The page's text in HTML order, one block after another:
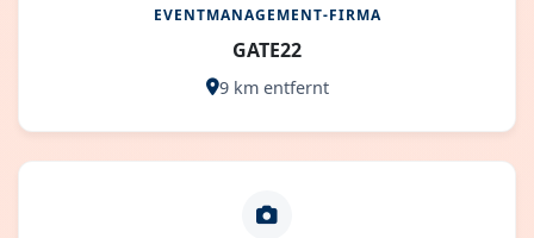
EVENTMANAGEMENT-FIRMA
GATE22
9 km entfernt